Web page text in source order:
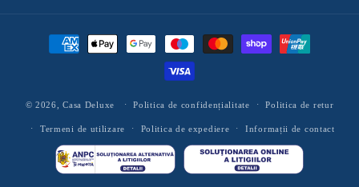
Metode
© 2026,Casa Deluxe Politica de confidențialitate Politica de retur
Termeni de utilizare Politica de expediere Informații de contact